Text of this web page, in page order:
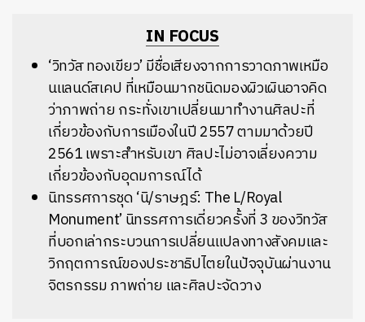
IN FOCUS
‘วิทวัส ทองเขียว’มีชื่อเสียงจากการวาดภาพเหมือ
นแลนด์สเคป ที่เหมือนมากชนิดมองผิวเผินอาจคิด
ว่าภาพถ่าย กระทั่งเขาเปลี่ยนมาทำงานศิลปะที่
เกี่ยวข้องกับการเมืองในปี 2557 ตามมาด้วยปี
2561เพราะสำหรับเขา ศิลปะไม่อาจเลี่ยงความ
เกี่ยวข้องกับอุดมการณ์ได้
นิทรรศการชุด ‘นิ/ราษฎร์: The L/Royal
Monument’ นิทรรศการเดี่ยวครั้งที่ 3 ของวิทวัส
ที่บอกเล่ากระบวนการเปลี่ยนแปลงทางสังคมและ
วิกฤตการณ์ของประชาธิปไตยในปัจจุบันผ่านงาน
จิตรกรรม ภาพถ่าย และศิลปะจัดวาง